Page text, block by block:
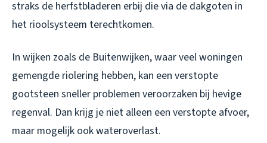
straks de herfstbladeren erbij die via de dakgoten in
het rioolsysteem terechtkomen.
In wijken zoals de Buitenwijken, waar veel woningen
gemengde riolering hebben, kan een verstopte
gootsteen sneller problemen veroorzaken bij hevige
regenval. Dan krijg je niet alleen een verstopte afvoer,
maar mogelijk ook wateroverlast.